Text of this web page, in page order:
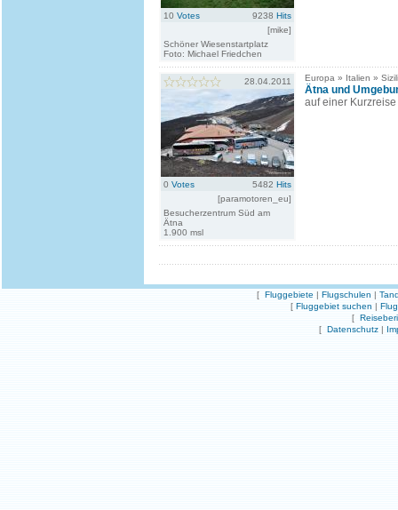
10 Votes 9238 Hits
[mike]
Schöner Wiesenstartplatz
Foto: Michael Friedchen
28.04.2011
0 Votes 5482 Hits
[paramotoren_eu]
Besucherzentrum Süd am
Ätna
1.900 msl
Europa » Italien »
Ätna und
auf einer
[ Fluggebiete | Flugschulen |
[ Fluggebiet suchen |
[
[ Datenschutz |